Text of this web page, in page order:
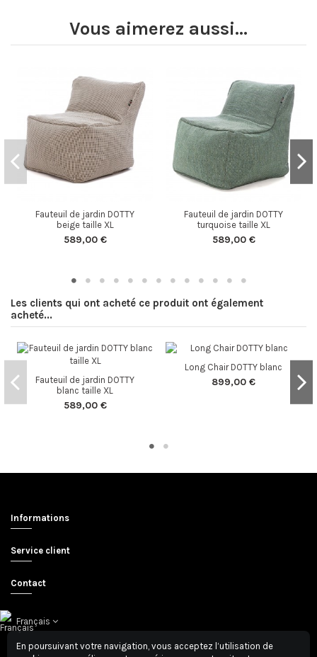
Vous aimerez aussi...
Fauteuil de jardin DOTTY
beige taille XL
589,00 €
Fauteuil de jardin DOTTY
turquoise taille XL
589,00 €
Les clients qui ont acheté ce produit ont également
acheté...
Fauteuil de jardin DOTTY
blanc taille XL
589,00 €
Long Chair DOTTY blanc
899,00 €
Informations
Service client
Contact
Français
En poursuivant votre navigation, vous acceptez l’utilisation de